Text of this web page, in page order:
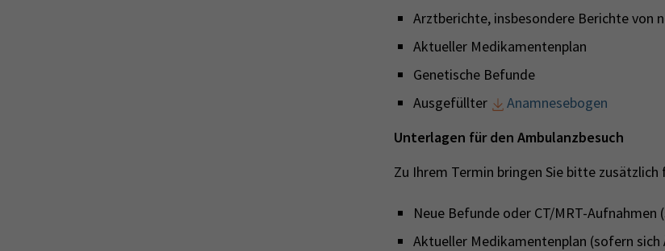
Arztberichte, insbesondere Berichte von
Aktueller Medikamentenplan
Genetische Befunde
Ausgefüllter
Anamnesebogen
Unterlagen für den Ambulanzbesuch
Zu Ihrem Termin bringen Sie bitte
Neue Befunde oder CT/MRT-
Aktueller Medikamentenplan (sofern sich